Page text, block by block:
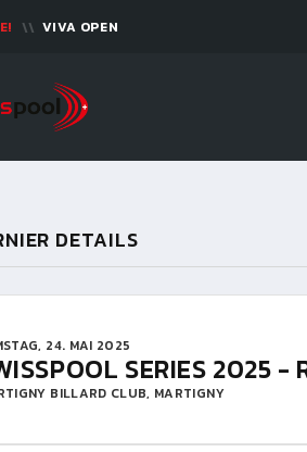
VIVA OPEN
DETAILS
24. MAI 2025
SERIES 2025
BILLARD CLUB, MARTIGNY